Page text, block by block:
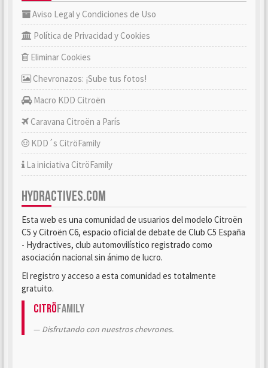
Aviso Legal y Condiciones de Uso
Política de Privacidad y Cookies
Eliminar Cookies
Chevronazos: ¡Sube tus fotos!
Macro KDD Citroën
Caravana Citroën a París
KDD´s CitröFamily
La iniciativa CitröFamily
HYDRACTIVES.COM
Esta web es una comunidad de usuarios del modelo Citroën
C5 y Citroën C6, espacio oficial de debate de Club C5 España
- Hydractives, club automovilístico registrado como
asociación nacional sin ánimo de lucro.
El registro y acceso a esta comunidad es totalmente
gratuito.
CitröFamily
Disfrutando con nuestros chevrones.